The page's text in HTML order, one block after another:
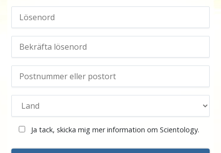
Ja tack, skicka mig mer information om Scientology.